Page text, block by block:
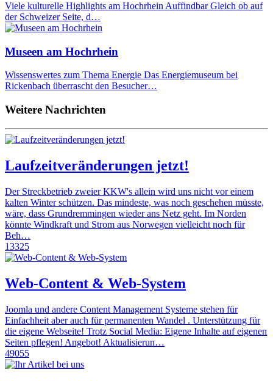
Viele kulturelle Highlights am Hochrhein Auffindbar Gleich ob auf
der Schweizer Seite, d…
Museen am Hochrhein
Wissenswertes zum Thema Energie Das Energiemuseum bei
Rickenbach überrascht den Besucher…
Weitere Nachrichten
Laufzeitveränderungen jetzt!
Der Streckbetrieb zweier KKW's allein wird uns nicht vor einem
kalten Winter schützen. Das mindeste, was noch geschehen müsste,
wäre, dass Grundremmingen wieder ans Netz geht. Im Norden
könnte Windkraft und Strom aus Norwegen vielleicht noch für
Beh…
13325
Web-Content & Web-System
Joomla und andere Content Management Systeme stehen für
Einfachheit aber auch für permanenten Wandel . Unterstützung für
die eigene Webseite! Trotz Social Media: Eigene Inhalte auf eigenen
Seiten pflegen! Angebot! Aktualisierun…
49055